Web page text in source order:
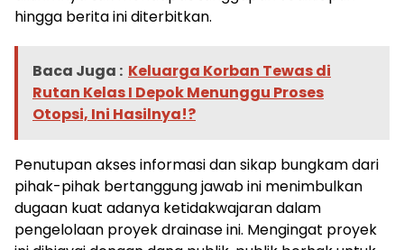
hingga berita ini diterbitkan.
Baca Juga : Keluarga Korban Tewas di
Rutan Kelas I Depok Menunggu Proses
Otopsi, Ini Hasilnya!?
Penutupan akses informasi dan sikap bungkam dari
pihak-pihak bertanggung jawab ini menimbulkan
dugaan kuat adanya ketidakwajaran dalam
pengelolaan proyek drainase ini. Mengingat proyek